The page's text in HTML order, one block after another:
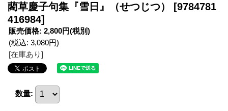
藺草慶子句集『雪日』（せつじつ） [9784781
416984]
販売価格: 2,800円(税別)
(税込: 3,080円)
[在庫あり]
数量: